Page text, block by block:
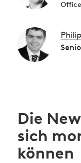
Die
sich
können